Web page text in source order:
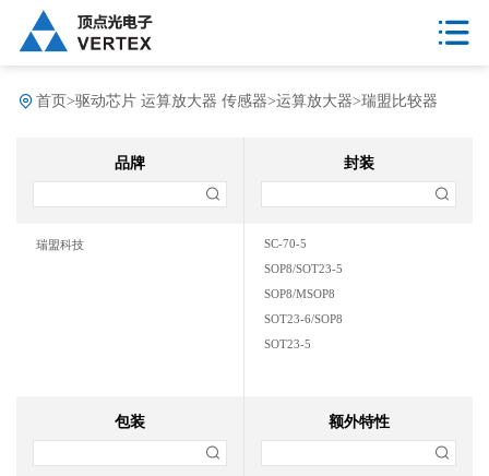
首页 >驱动芯片 运算放大器 传感器>运算放大器>瑞盟比较器
品牌
瑞盟科技
封装
SC-70-5
SOP8/SOT23-5
SOP8/MSOP8
SOT23-6/SOP8
SOT23-5
包装 额外特性